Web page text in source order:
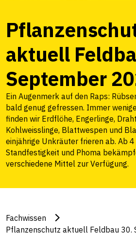
aktuell
September
Ein Augenmerk auf den Raps:
bald genug gefressen. Immer
finden wir Erdflöhe, Engerlinge,
Kohlweisslinge, Blattwespen und
einjährige Unkräuter frieren ab. Ab
Standfestigkeit und Phoma
verschiedene Mittel zur Verfügung.
Fachwissen
Pflanzenschutz aktuell Feldbau 30.